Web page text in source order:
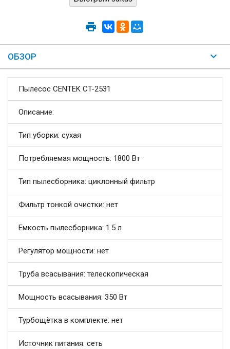
ОБЗОР
Пылесос CENTEK CT-2531
Описание:
Тип уборки: сухая
Потребляемая мощность: 1800 Вт
Тип пылесборника: циклонный фильтр
Фильтр тонкой очистки: нет
Емкость пылесборника: 1.5 л
Регулятор мощности: нет
Труба всасывания: телескопическая
Мощность всасывания: 350 Вт
Турбощётка в комплекте: нет
Источник питания: сеть